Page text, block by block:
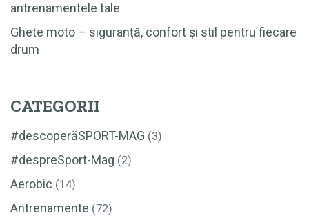
antrenamentele tale
Ghete moto – siguranță, confort și stil pentru fiecare
drum
CATEGORII
#descoperăSPORT-MAG (3)
#despreSport-Mag (2)
Aerobic (14)
Antrenamente (72)